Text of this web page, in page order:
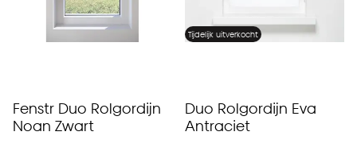
Fenstr Duo Rolgordijn
Noan Zwart
Tijdelijk uitverkocht
Duo Rolgordijn Eva
Antraciet